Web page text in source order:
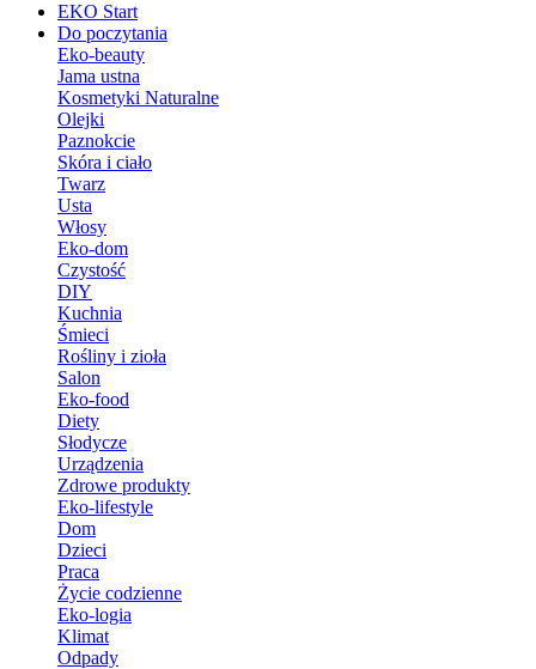
EKO Start
Do poczytania
Eko-beauty
Jama ustna
Kosmetyki Naturalne
Olejki
Paznokcie
Skóra i ciało
Twarz
Usta
Włosy
Eko-dom
Czystość
DIY
Kuchnia
Śmieci
Rośliny i zioła
Salon
Eko-food
Diety
Słodycze
Urządzenia
Zdrowe produkty
Eko-lifestyle
Dom
Dzieci
Praca
Życie codzienne
Eko-logia
Klimat
Odpady